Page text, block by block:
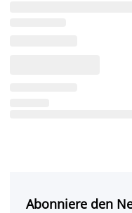
Abonniere den